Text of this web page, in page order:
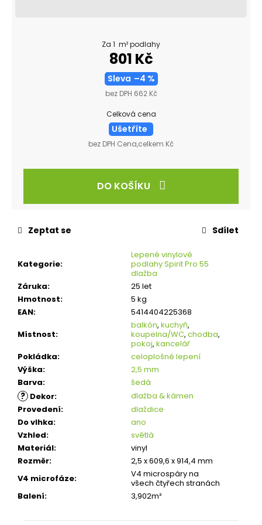
Za 1 m² podlahy
801 Kč
Sleva –4 %
bez DPH 662 Kč
Celková cena
Ušetříte
bez DPH Cena,celkem Kč
DO KOŠÍKU
Kategorie:
Lepené vinylové
podlahy Spirit Pro 55
dlažba
Záruka:
25 let
Hmotnost:
5 kg
EAN:
5414404225368
Místnost:
balkón, kuchyň,
koupelna/WC, chodba,
pokoj, kancelář
Pokládka:
celoplošné lepení
Výška:
2,5 mm
Barva: šedá
? Dekor:
dlažba & kámen
Provedení:
dlaždice
Do vlhka:
ano
Vzhled:
světlá
Materiál:
vinyl
Rozměr:
2,5 x 609,6 x 914,4 mm
V4 microfáze:
V4 microspáry na
všech čtyřech stranách
Balení: 3,902m²
Zeptat se Sdílet